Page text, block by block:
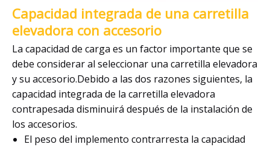
Capacidad integrada de una carretilla
elevadora con accesorio
La capacidad de carga es un factor importante que se
debe considerar al seleccionar una carretilla elevadora
y su accesorio.Debido a las dos razones siguientes, la
capacidad integrada de la carretilla elevadora
contrapesada disminuirá después de la instalación de
los accesorios.
El peso del implemento contrarresta la capacidad